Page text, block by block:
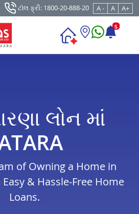
ટૉલ ફ્રી: 1800-20-888-20 A - A A+
5
લોન માં
of Owning a Home in
& Hassle-Free Home
Loans.